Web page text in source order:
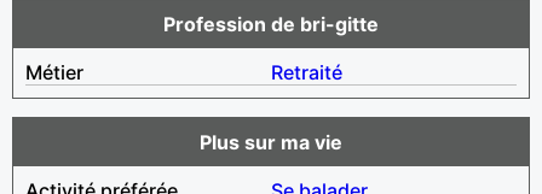
Profession de bri-gitte
Métier
Retraité
Plus sur ma vie